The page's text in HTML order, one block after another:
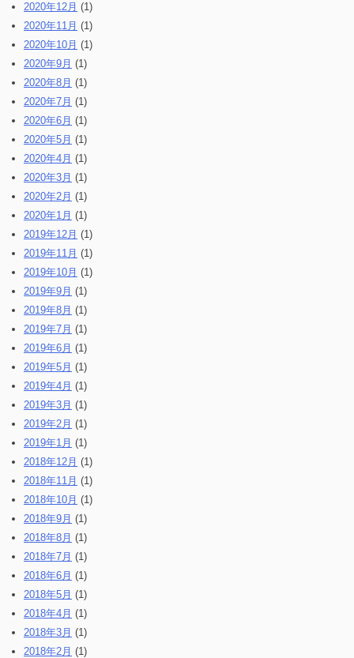
2020年12月 (1)
2020年11月 (1)
2020年10月 (1)
2020年9月 (1)
2020年8月 (1)
2020年7月 (1)
2020年6月 (1)
2020年5月 (1)
2020年4月 (1)
2020年3月 (1)
2020年2月 (1)
2020年1月 (1)
2019年12月 (1)
2019年11月 (1)
2019年10月 (1)
2019年9月 (1)
2019年8月 (1)
2019年7月 (1)
2019年6月 (1)
2019年5月 (1)
2019年4月 (1)
2019年3月 (1)
2019年2月 (1)
2019年1月 (1)
2018年12月 (1)
2018年11月 (1)
2018年10月 (1)
2018年9月 (1)
2018年8月 (1)
2018年7月 (1)
2018年6月 (1)
2018年5月 (1)
2018年4月 (1)
2018年3月 (1)
2018年2月 (1)